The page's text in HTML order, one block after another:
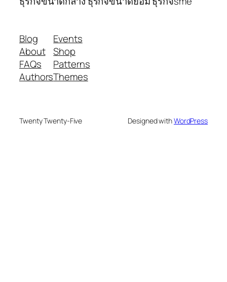
Blog
About
FAQs
Authors
Events
Shop
Patterns
Themes
Twenty Twenty-Five Designed withWordPress